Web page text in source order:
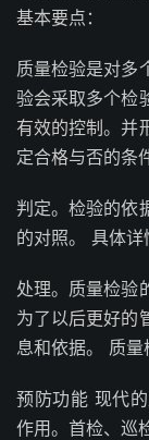
基本要点：
质量检验是对多
验会采取多个检
有效的控制。并
定合格与否的条
判定。检验的依
的对照。 具体详
处理。质量检验
为了以后更好的
息和依据。 质量
预防功能 现代
作用。首检、巡